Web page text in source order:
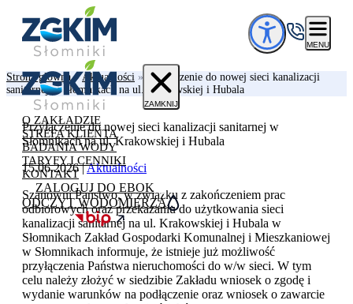
Przejdź do treści
MENU
ZAMKNIJ
O ZAKŁADZIE
STREFA KLIENTA
BADANIA WODY
TARYFY I CENNIKI
KONTAKT
ZALOGUJ DO EBOK
ODCZYT WODOMIERZA
Strona główna»Aktualności »
Przyłączenie do nowej sieci kanalizacji
sanitarnej w Słomnikach na ul. Krakowskiej i Hubala
Przyłączenie do nowej sieci kanalizacji sanitarnej w
Słomnikach na ul. Krakowskiej i Hubala
15.06.2026|Aktualności
Szanowni Państwo, w związku z zakończeniem prac
odbiorowych oraz przekazaniu do użytkowania sieci
kanalizacji sanitarnej na ul. Krakowskiej i Hubala w
Słomnikach Zakład Gospodarki Komunalnej i Mieszkaniowej
w Słomnikach informuje, że istnieje już możliwość
przyłączenia Państwa nieruchomości do w/w sieci. W tym
celu należy złożyć w siedzibie Zakładu wniosek o zgodę i
wydanie warunków na podłączenie oraz wniosek o zawarcie